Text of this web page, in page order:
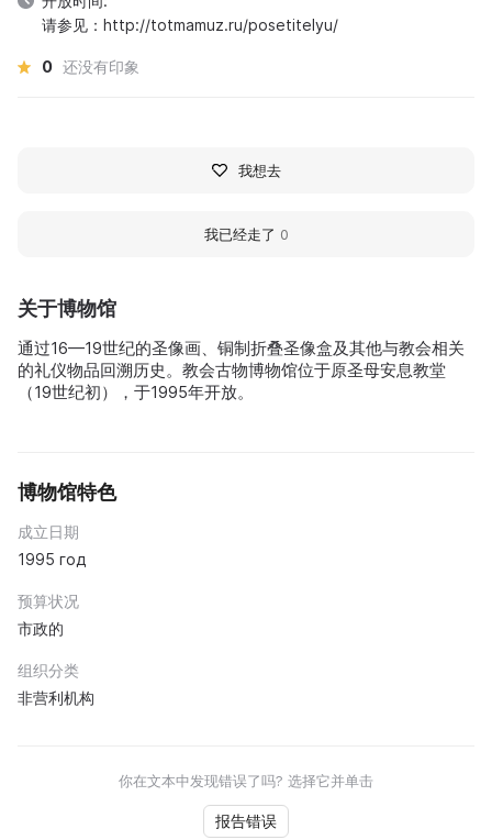
关于博物馆
通过16—19世纪的圣像画、铜制折叠圣像盒及其他与教会相关
的礼仪物品回溯历史。教会古物博物馆位于原圣母安息教堂
（19世纪初），于1995年开放。
博物馆特色
成立日期
1995 год
预算状况
市政的
组织分类
非营利机构
你在文本中发现错误了吗? 选择它并单击
报告错误
请参见：http://totmamuz.ru/posetitelyu/
0 还没有印象
我想去
我已经走了 0